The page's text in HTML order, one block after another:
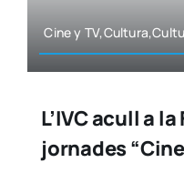
Cine y
L’IVC acull a
jornades